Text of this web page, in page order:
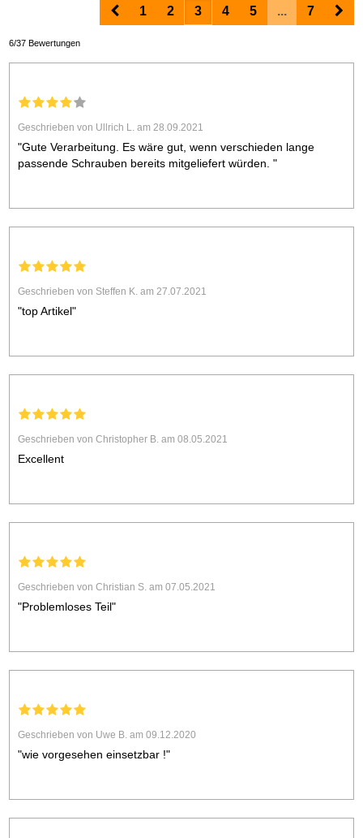
Prev1 2 3 4 5 ... 7
6/37 Bewertungen
Geschrieben von Ullrich L. am 28.09.2021
"Gute Verarbeitung. Es wäre gut, wenn verschieden lange
passende Schrauben bereits mitgeliefert würden. "
Geschrieben von Steffen K. am 27.07.2021
"top Artikel"
Geschrieben von Christopher B. am 08.05.2021
Excellent
Geschrieben von Christian S. am 07.05.2021
"Problemloses Teil"
Geschrieben von Uwe B. am 09.12.2020
"wie vorgesehen einsetzbar !"